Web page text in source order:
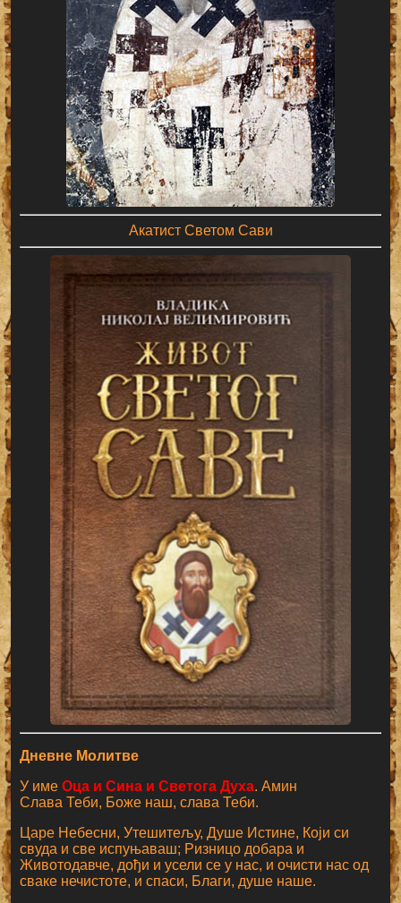
Акатист Светом Сави
Дневне Молитве
У имеОца и Сина и Светога Духа. Амин
Слава Теби, Боже наш, слава Теби.
Царе Небесни, Утешитељу, Душе Истине, Који си
свуда и све испуњаваш; Ризницо добара и
Животодавче, дођи и усели се у нас, и очисти нас од
сваке нечистоте, и спаси, Благи, душе наше.